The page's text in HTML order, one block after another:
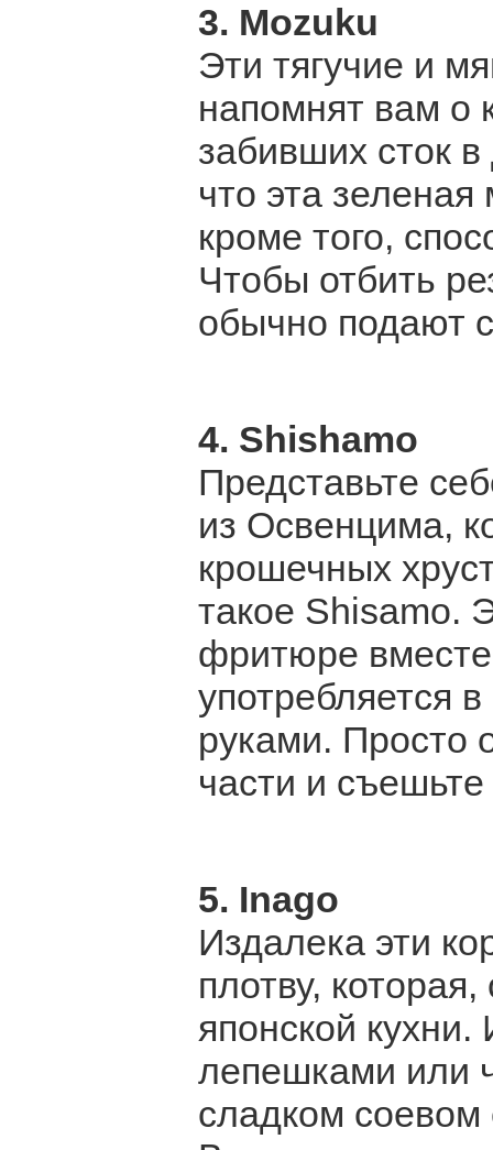
3. Mozuku
Эти тягучие и
напомнят вам о
забивших сток
что эта зеленая
кроме того,
Чтобы отбить
обычно подают
4. Shishamo
Представьте
из Освенцима,
крошечных
такое Shisamo.
фритюре вместе
употребляется
руками. Просто
части и
5. Inago
Издалека эти
плотву,
японской
лепешками или
сладком соевом